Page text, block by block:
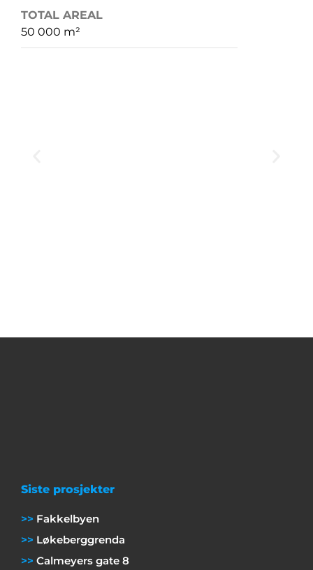
TOTAL AREAL
50 000 m²
Siste prosjekter
Fakkelbyen
Løkeberggrenda
Calmeyers gate 8